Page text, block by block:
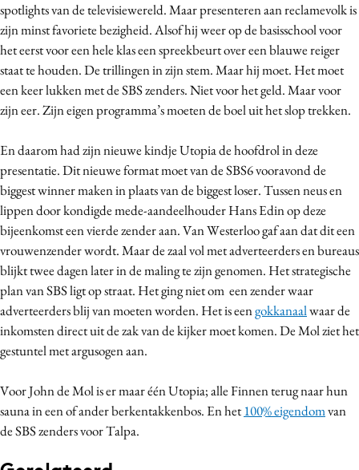
Effectiviteit
Gedragsverandering
Influencer marketing
Interne communicatie
Martech
Merkstrategie
PR
Programmatic
Purpose Marketing
Reputatie & crisis
spotlights van de televisiewereld. Maar presenteren aan reclamevolk is
zijn minst favoriete bezigheid. Alsof hij weer op de basisschool voor
het eerst voor een hele klas een spreekbeurt over een blauwe reiger
staat te houden. De trillingen in zijn stem. Maar hij moet. Het moet
een keer lukken met de SBS zenders. Niet voor het geld. Maar voor
zijn eer. Zijn eigen programma’s moeten de boel uit het slop trekken.
En daarom had zijn nieuwe kindje Utopia de hoofdrol in deze
presentatie. Dit nieuwe format moet van de SBS6 vooravond de
biggest winner maken in plaats van de biggest loser. Tussen neus en
lippen door kondigde mede-aandeelhouder Hans Edin op deze
bijeenkomst een vierde zender aan. Van Westerloo gaf aan dat dit een
vrouwenzender wordt. Maar de zaal vol met adverteerders en bureaus
blijkt twee dagen later in de maling te zijn genomen. Het strategische
plan van SBS ligt op straat. Het ging niet om een zender waar
adverteerders blij van moeten worden. Het is eengokkanaalwaar de
inkomsten direct uit de zak van de kijker moet komen. De Mol ziet het
gestuntel met argusogen aan.
Voor John de Mol is er maar één Utopia; alle Finnen terug naar hun
sauna in een of ander berkentakkenbos. En het100% eigendomvan
de SBS zenders voor Talpa.